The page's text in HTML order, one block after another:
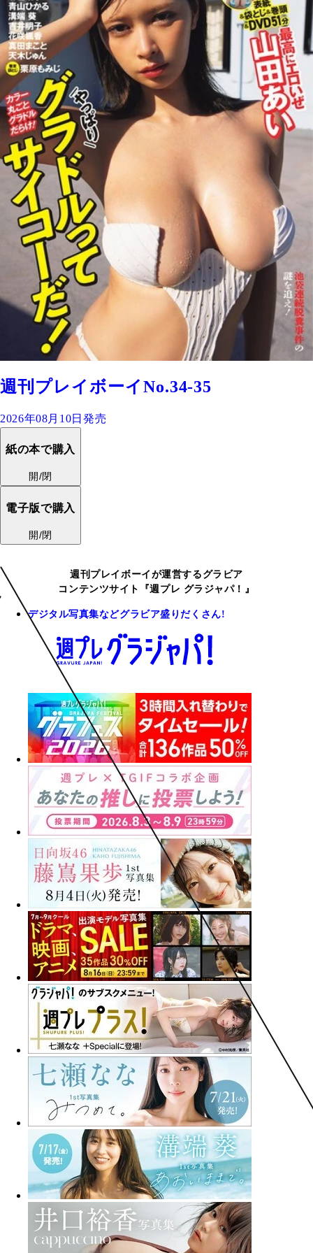
週刊プレイボーイNo.34-35
2026年08月10日発売
紙の本で購入
開/閉
電子版で購入
開/閉
週刊プレイボーイが運営するグラビア
コンテンツサイト『週プレ グラジャパ！』
デジタル写真集などグラビア盛りだくさん!